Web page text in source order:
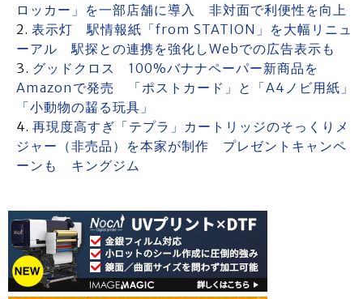
ロッカー」を一部店舗に導入 非対面で利便性を向上
表示灯 駅情報紙「from STATION」を大幅リニュ
ーアル 駅探との連携を強化しWebでの広告表示も
グッドクロス 100%バナナペーパー新商品を
Amazonで発売 「ポストカード」と「A4ノビ用紙」
「小動物の齧る玩具」
再現度高すぎ「テプラ」カートリッジのそっくりメ
ジャー（非売品）を本家が制作 プレゼントキャンペ
ーンも キングジム